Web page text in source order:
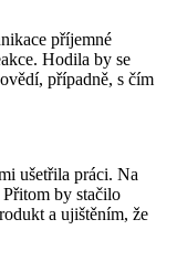
příjemné
Hodila by se
případně, s čím
ušetřila práci. Na
by stačilo
a ujištěním, že